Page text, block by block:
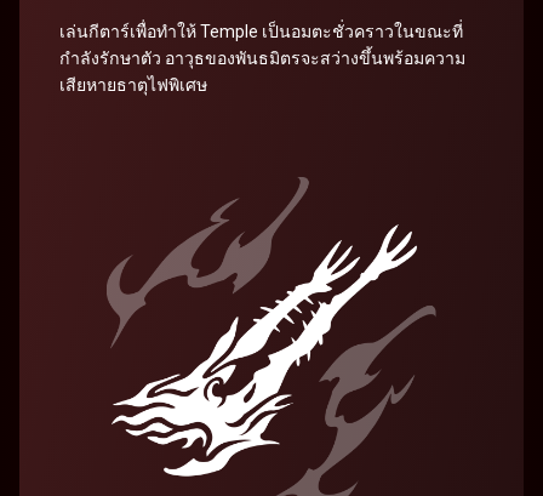
เล่นกีตาร์เพื่อทำให้ Temple เป็นอมตะชั่วคราวในขณะที่
กำลังรักษาตัว อาวุธของพันธมิตรจะสว่างขึ้นพร้อมความ
เสียหายธาตุไฟพิเศษ